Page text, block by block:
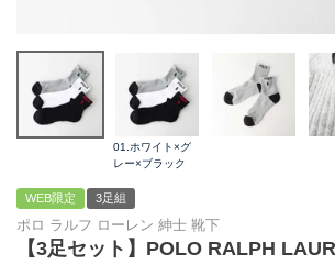
01.ホワイト×グ
レー×ブラック
WEB限定 3足組
ポロ ラルフ ローレン 紳士 靴下
【3足セット】POLO RALPH